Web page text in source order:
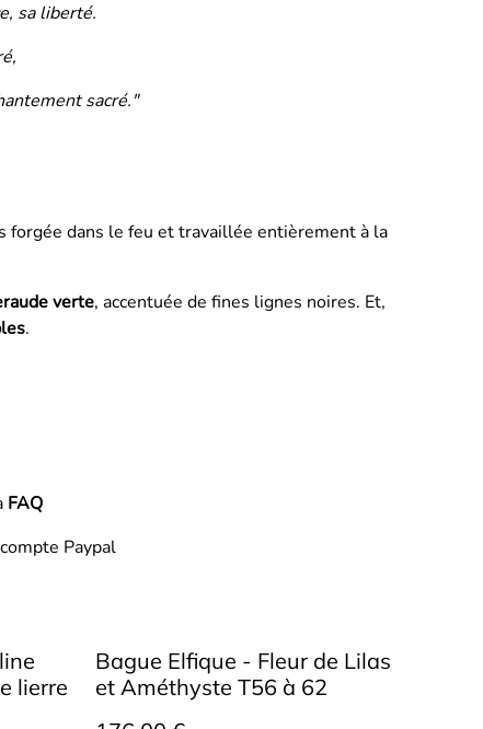
sa liberté.
sacré."
forgée dans le feu et travaillée entièrement à la
verte, accentuée de fines lignes noires. Et,
.
FAQ
Paypal
lierre
Bague Elfique - Fleur de Lilas
et Améthyste T56 à 62